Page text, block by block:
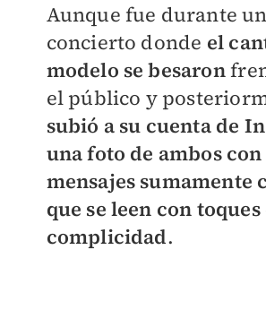
Aunque fue durante un
concierto donde el
modelo se besaron
el público y
subió a su cuenta de
una foto de ambos con
mensajes sumamente
que se leen con toques
complicidad.